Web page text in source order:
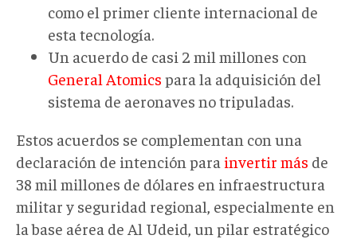
como el primer cliente internacional de
esta tecnología.
Un acuerdo de casi 2 mil millones con
General Atomics para la adquisición del
sistema de aeronaves no tripuladas.
Estos acuerdos se complementan con una
declaración de intención para invertir más de
38 mil millones de dólares en infraestructura
militar y seguridad regional, especialmente en
la base aérea de Al Udeid, un pilar estratégico